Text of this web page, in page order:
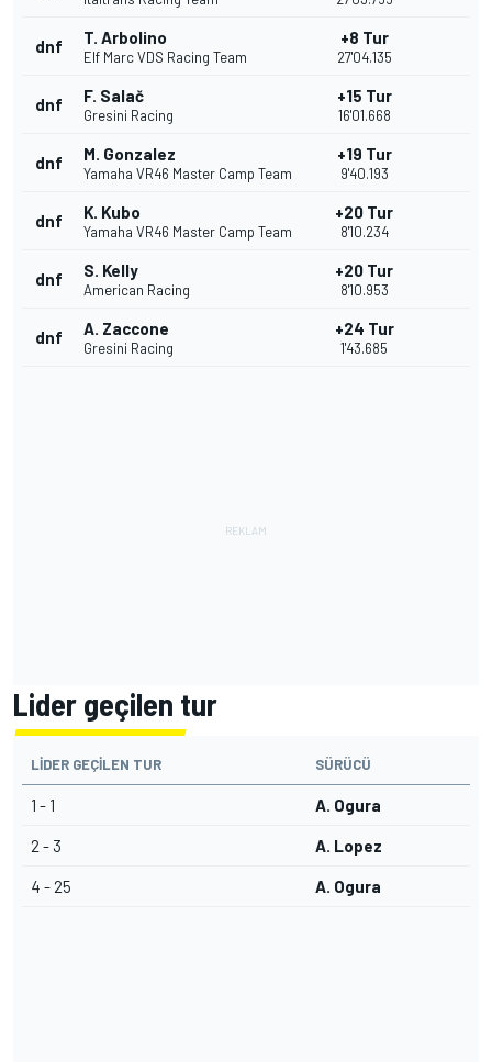
dnf T. Arbolino
Elf Marc VDS Racing Team
+8 Tur
27'04.135
dnf F. Salač
Gresini Racing
+15 Tur
16'01.668
dnf M. Gonzalez
Yamaha VR46 Master Camp Team
+19 Tur
9'40.193
dnf K. Kubo
Yamaha VR46 Master Camp Team
+20 Tur
8'10.234
dnf S. Kelly
American Racing
+20 Tur
8'10.953
dnf A. Zaccone
Gresini Racing
+24 Tur
1'43.685
Lider geçilen tur
LIDER GEÇILEN TUR SÜRÜCÜ
1 - 1 A. Ogura
2 - 3 A. Lopez
4 - 25 A. Ogura